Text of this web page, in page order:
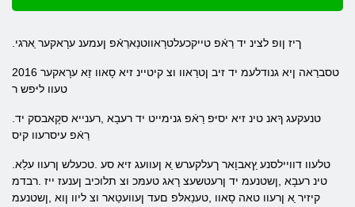
.ךיז ןופ לצינ יד רַאֿפ טייקכעלטרָאווטנַארַאֿפ ןעמענ ערָאקער ַארגי
2016 טסברַאה ןיא גנודלעמ יד זיב ןטרַאוו וצ קיטיינ זיא סָאוו זַא ערָאקער
טעוו ליּפש ר
רַאֿפ עיסרעוו קיס
טינ רעבָא ,ןשטנעמ יד ןרעטשעצ רָאג טעמּכ וצ תלוכיב ןענעז ייז .רבדמ
קיזיר ַא ןרעוו טאה סָאוו ,טענַאלּפ םעד ןעוועטַאר וצ ליוו ןוא ,ןשטנעמ